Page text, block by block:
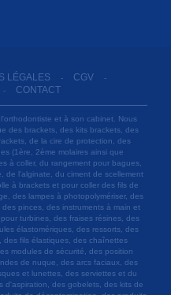
LÉGALES - CGV -
- CONTACT
et à son cabinet. Nous
des brackets, des kits brackets, des
de la cire de protection, des
(1ère, 2ème molaires ainsi que
à coller, du rangement pour bagues,
de l'alginate, du ciment de scellement
à brackets et pour coller des fils de
des lampes à photopolymériser, des
pinces, des instruments à main et
turbines, des fraises résines, des
élastomériques, des ressorts, des
des fils élastiques, des chaînettes
modules de sécurité, des position
de nuque, des arcs faciaux, des
et lunettes, des serviettes et du
d'aspiration, des gobelets, des kits de